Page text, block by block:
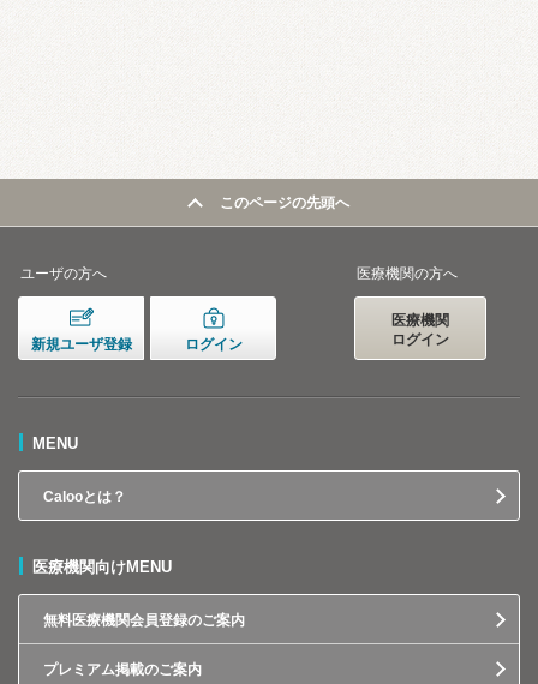
このページの先頭へ
ユーザの方へ
新規ユーザ登録 ログイン
医療機関の方へ
医療機関
ログイン
MENU
Calooとは？
医療機関向けMENU
無料医療機関会員登録のご案内
プレミアム掲載のご案内